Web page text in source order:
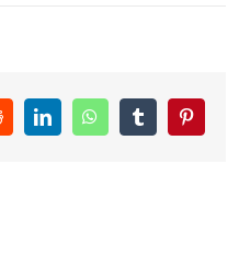
LinkedInWhatsAppTumblrPinterest